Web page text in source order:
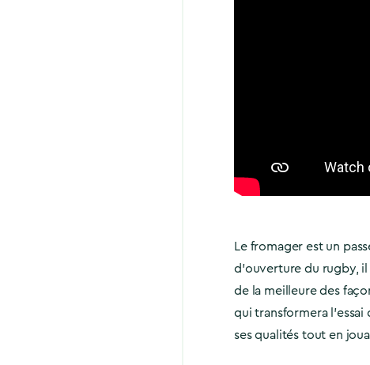
Le fromager est un
d’ouverture du rugby,
de la meilleure des
qui transformera
ses qualités tout en